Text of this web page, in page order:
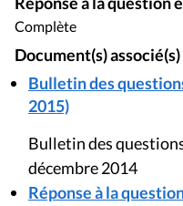
Complète
Document(s) associé(s)
Bulletin des
2015)
Bulletin des
décembre 2014
Réponse à la